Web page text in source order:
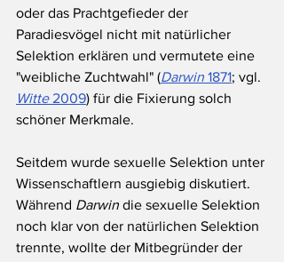
oder das Prachtgefieder der
Paradiesvögel nicht mit natürlicher
Selektion erklären und vermutete eine
"weibliche Zuchtwahl" (Darwin 1871; vgl.
Witte 2009) für die Fixierung solch
schöner Merkmale.
Seitdem wurde sexuelle Selektion unter
Wissenschaftlern ausgiebig diskutiert.
Während Darwin die sexuelle Selektion
noch klar von der natürlichen Selektion
trennte, wollte der Mitbegründer der